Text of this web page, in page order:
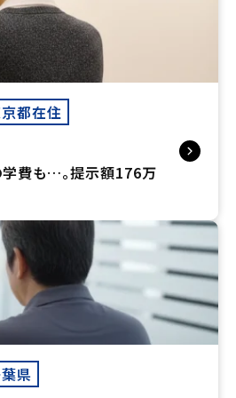
都在住
学費も…。提示額176万
県